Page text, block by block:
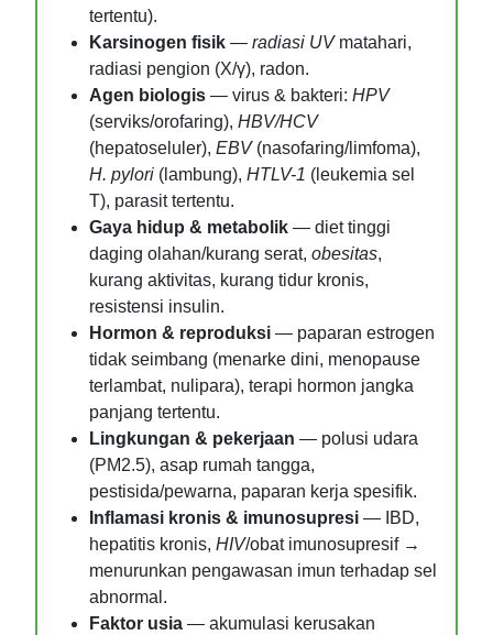
tertentu).
Karsinogen fisik — radiasi UVmatahari,
radiasi pengion (X/γ), radon.
Agen biologis — virus & bakteri: HPV
(serviks/orofaring), HBV/HCV
(hepatoseluler), EBV(nasofaring/limfoma),
H. pylori (lambung), HTLV-1 (leukemia sel
T), parasit tertentu.
Gaya hidup & metabolik — diet tinggi
daging olahan/kurang serat, obesitas,
kurang aktivitas, kurang tidur kronis,
resistensi insulin.
Hormon & reproduksi — paparan estrogen
tidak seimbang (menarke dini, menopause
terlambat, nulipara), terapi hormon jangka
panjang tertentu.
Lingkungan & pekerjaan — polusi udara
(PM2.5), asap rumah tangga,
pestisida/pewarna, paparan kerja spesifik.
Inflamasi kronis & imunosupresi — IBD,
hepatitis kronis, HIV/obat imunosupresif →
menurunkan pengawasan imun terhadap sel
abnormal.
Faktor usia — akumulasi kerusakan